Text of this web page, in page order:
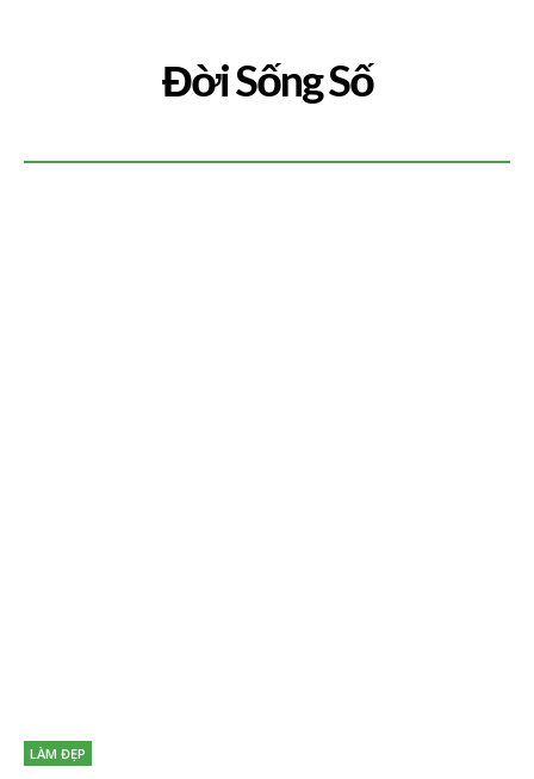
Đời Sống Số
LÀM ĐẸP